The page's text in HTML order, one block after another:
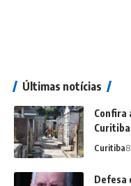
Últimas notícias
Confira
Curitiba
Defesa